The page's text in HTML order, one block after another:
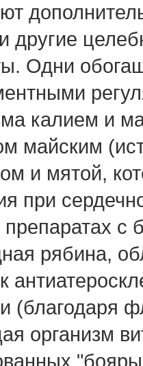
другие
Одни
калием и
майским
и мятой,
при
препаратах с
рябина,
(благодаря
организм